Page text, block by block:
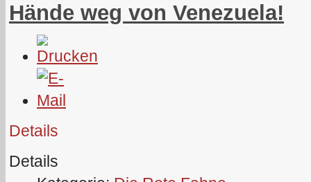
Hände weg von Venezuela!
Details
Details